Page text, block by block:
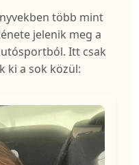
több mint
jelenik meg a
Itt csak
ki a sok közül: